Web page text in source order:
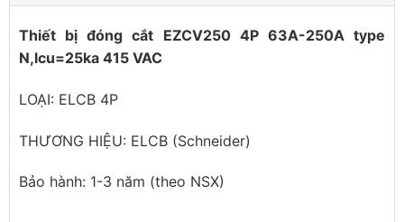
Thiết bị đóng cắt EZCV250 4P 63A-250A type
N,lcu=25ka 415 VAC
LOẠI: ELCB 4P
THƯƠNG HIỆU: ELCB (Schneider)
Bảo hành: 1-3 năm (theo NSX)